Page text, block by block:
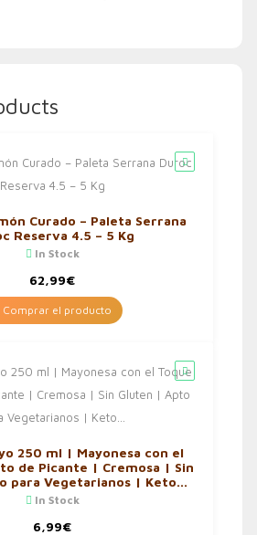
Curado – Paleta Serrana
Reserva 4.5 – 5 Kg
In Stock
62,99€
Comprar el producto
250 ml | Mayonesa con el
de Picante | Cremosa | Sin
para Vegetarianos | Keto…
In Stock
6,99€